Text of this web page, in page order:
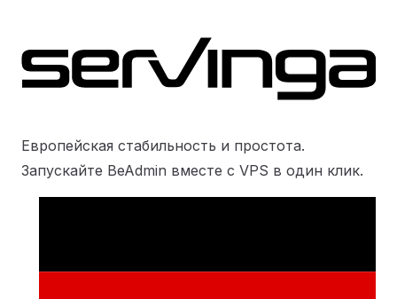
Европейская стабильность и простота.
Запускайте BeAdmin вместе с VPS в один клик.